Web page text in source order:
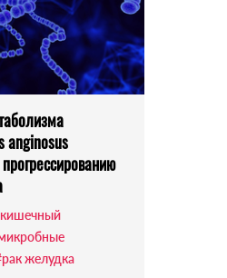
anginosus
желудка